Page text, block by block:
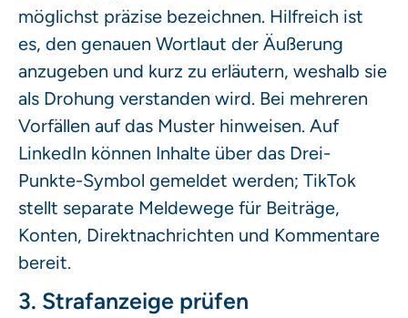
möglichst präzise bezeichnen. Hilfreich ist
es, den genauen Wortlaut der Äußerung
anzugeben und kurz zu erläutern, weshalb sie
als Drohung verstanden wird. Bei mehreren
Vorfällen auf das Muster hinweisen. Auf
LinkedIn können Inhalte über das Drei-
Punkte-Symbol gemeldet werden; TikTok
stellt separate Meldewege für Beiträge,
Konten, Direktnachrichten und Kommentare
bereit.
3. Strafanzeige prüfen